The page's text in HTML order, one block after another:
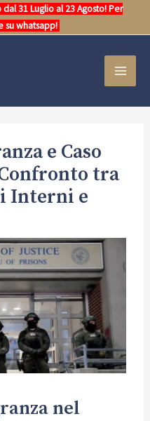
dal 31 Luglio al 23 Agosto! Per
su whatsapp!
MAIN
e Caso
tra
Interni e
nel